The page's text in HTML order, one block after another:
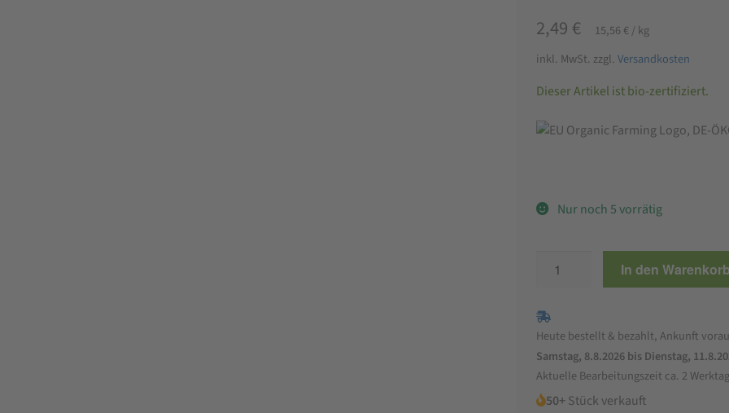
2,49 € 15,56 € /kg
inkl. MwSt. zzgl. Versandkosten
Dieser Artikel ist bio-zertifiziert.
Nur noch 5 vorrätig
Falafel
Mix
glutenfrei
160g
Menge
In den
Heute bestellt & bezahlt, Ankunft
Samstag, 8.8.2026 bis Dienstag,
Aktuelle Bearbeitungszeit ca. 2
50+Stück verkauft